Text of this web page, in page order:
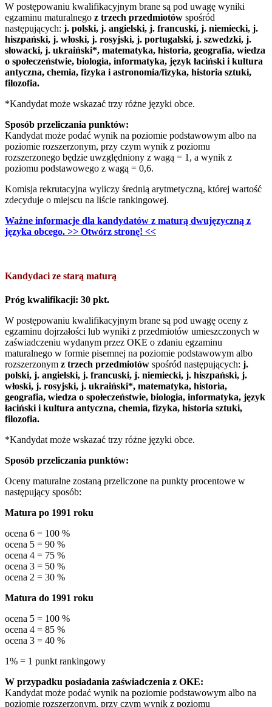
W postępowaniu kwalifikacyjnym brane są pod uwagę wyniki
egzaminu maturalnego z trzech przedmiotów spośród
następujących: j. polski, j. angielski, j. francuski, j. niemiecki, j.
hiszpański, j. włoski, j. rosyjski, j. portugalski, j. szwedzki, j.
słowacki, j. ukraiński*, matematyka, historia, geografia, wiedza
o społeczeństwie, biologia, informatyka, język łaciński i kultura
antyczna, chemia, fizyka i astronomia/fizyka, historia sztuki,
filozofia.
*Kandydat może wskazać trzy różne języki obce.
Sposób przeliczania punktów:
Kandydat może podać wynik na poziomie podstawowym albo na
poziomie rozszerzonym, przy czym wynik z poziomu
rozszerzonego będzie uwzględniony z wagą = 1, a wynik z
poziomu podstawowego z wagą = 0,6.
Komisja rekrutacyjna wyliczy średnią arytmetyczną, której wartość
zdecyduje o miejscu na liście rankingowej.
Ważne informacje dla kandydatów z maturą dwujęzyczną z
języka obcego. >> Otwórz stronę! <<
Kandydaci ze starą maturą
Próg kwalifikacji: 30 pkt.
W postępowaniu kwalifikacyjnym brane są pod uwagę oceny z
egzaminu dojrzałości lub wyniki z przedmiotów umieszczonych w
zaświadczeniu wydanym przez OKE o zdaniu egzaminu
maturalnego w formie pisemnej na poziomie podstawowym albo
rozszerzonym z trzech przedmiotów spośród następujących: j.
polski, j. angielski, j. francuski, j. niemiecki, j. hiszpański, j.
włoski, j. rosyjski, j. ukraiński*, matematyka, historia,
geografia, wiedza o społeczeństwie, biologia, informatyka, język
łaciński i kultura antyczna, chemia, fizyka, historia sztuki,
filozofia.
*Kandydat może wskazać trzy różne języki obce.
Sposób przeliczania punktów:
Oceny maturalne zostaną przeliczone na punkty procentowe w
następujący sposób:
Matura po 1991 roku
ocena 6 = 100 %
ocena 5 = 90 %
ocena 4 = 75 %
ocena 3 = 50 %
ocena 2 = 30 %
Matura do 1991 roku
ocena 5 = 100 %
ocena 4 = 85 %
ocena 3 = 40 %
1% = 1 punkt rankingowy
W przypadku posiadania zaświadczenia z OKE:
Kandydat może podać wynik na poziomie podstawowym albo na
poziomie rozszerzonym, przy czym wynik z poziomu